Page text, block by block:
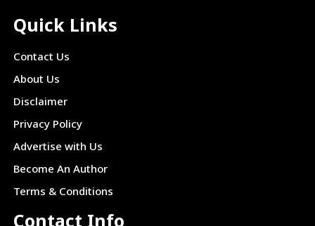
Quick Links
Contact Us
About Us
Disclaimer
Privacy Policy
Advertise with Us
Become An Author
Terms & Conditions